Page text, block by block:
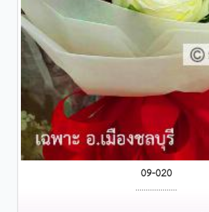
09-020
....................